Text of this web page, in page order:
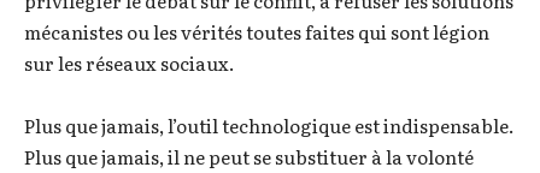
mécanistes ou les vérités toutes faites qui sont légion
sur les réseaux sociaux.
Plus que jamais, l’outil technologique est indispensable.
Plus que jamais, il ne peut se substituer à la volonté